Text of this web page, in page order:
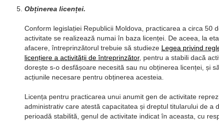
Obținerea licenței.
Conform legislației Republicii Moldova, practicarea a circa 50
activitate se realizează numai în baza licenței. De aceea, la
afacere, întreprinzătorul trebuie să studieze Legea privind
licențiere a activității de întreprinzător, pentru a stabili dacă
dorește s-o desfășoare necesită sau nu obținerea licenței, și
acțiunile necesare pentru obținerea acesteia.
Licența pentru practicarea unui anumit gen de activitate
administrativ care atestă capacitatea și dreptul titularului de a
perioadă stabilită, genul de activitate indicat în aceasta, cu